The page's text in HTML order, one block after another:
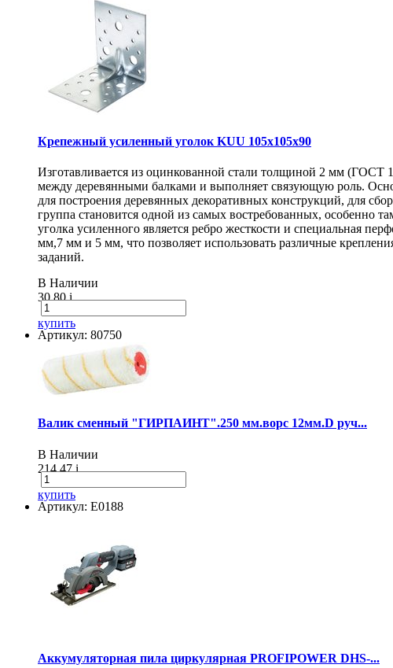
Крепежный усиленный уголок KUU 105х105х90
Изготавливается из оцинкованной стали толщиной 2 мм (ГОСТ
между деревянными балками и выполняет связующую роль.
для построения деревянных декоративных конструкций, для
группа становится одной из самых востребованных, особенно
уголка усиленного является ребро жесткости и специальная
мм,7 мм и 5 мм, что позволяет использовать различные
заданий.
В Наличии
30.80i
купить
Артикул: 80750
Валик сменный "ГИРПАИНТ".250 мм.ворс 12мм.D руч...
В Наличии
214.47i
купить
Артикул: E0188
Аккумуляторная пила циркулярная PROFIPOWER DHS-...